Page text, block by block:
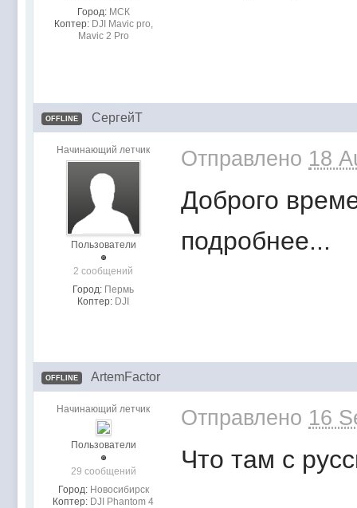
Город: МСК
Коптер: DJI Mavic pro,
Mavic 2 Pro
OFFLINE СергейТ
Начинающий летчик
Пользователи
2 сообщений
Город: Пермь
Коптер: DJI
Отправлено 18
Доброго
подробнее...
OFFLINE ArtemFactor
Начинающий летчик
Пользователи
29 сообщений
Город: Новосибирск
Коптер: DJI Phantom 4
Отправлено 16
Что там с